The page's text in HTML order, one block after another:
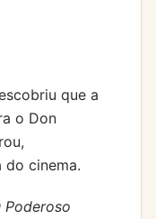
que a
o Don
do cinema.
Poderoso